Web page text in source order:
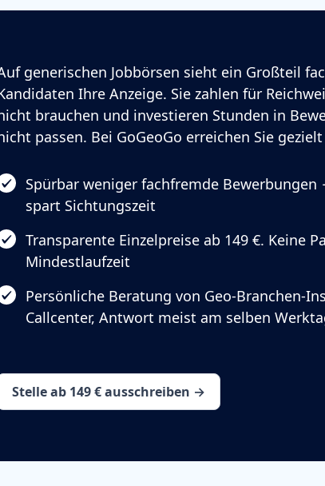
generischen Jobbörsen sieht ein Großteil
Ihre Anzeige. Sie zahlen für
brauchen und investieren Stunden in
passen. Bei GoGeoGo erreichen Sie
Spürbar weniger fachfremde Bewerbungen
spart Sichtungszeit
Transparente Einzelpreise ab 149 €. Keine
Mindestlaufzeit
Persönliche Beratung von Geo-Branchen-
Callcenter, Antwort meist am selben
Stelle ab 149 € ausschreiben →